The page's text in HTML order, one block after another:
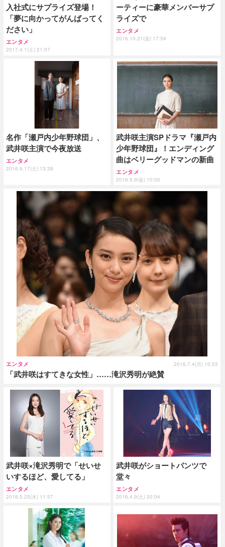
入社式にサプライズ登場！
「夢に向かってがんばってく
ださい」
エンタメ
2017.4.1(土) 21:07
ーティーに豪華メンバーサプ
ライズで
エンタメ
2016.10.21(金) 17:54
名作「瀬戸内少年野球団」、
武井咲主演で今夜放送
エンタメ
2016.9.17(土) 13:38
武井咲主演SPドラマ『瀬戸内
少年野球団』！エンディング
曲はベリーグッドマンの新曲
エンタメ
2016.9.9(金) 10:00
「武井咲はすてきな女性」……滝沢秀明が絶賛
エンタメ 2016.7.4(月) 10:53
武井咲×滝沢秀明で「せいせ
いするほど、愛してる」
エンタメ
2016.5.25(水) 11:57
武井咲がショートパンツで
堂々
エンタメ
2016.4.9(土) 20:04